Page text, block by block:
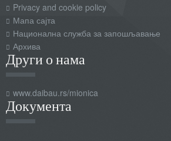
Privacy and cookie policy
Мапа сајта
Национална служба за запошљавање
Архива
Други о нама
www.daibau.rs/mionica
Документа